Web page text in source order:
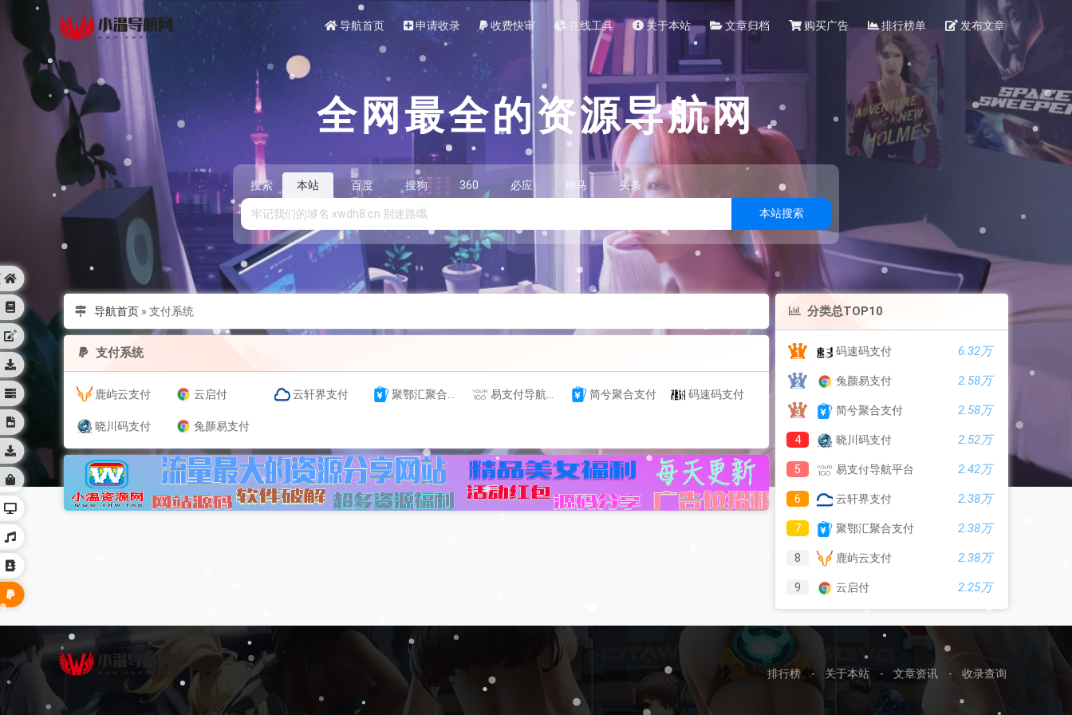
导航首页 申请收录 收费快审 在线工具 关于本站 文章归档 购买广告 排行榜单 发布文章
全网最全的资源导航网
搜索 本站 百度 搜狗 360 必应 神马 头条
本站搜索
导航首页» 支付系统
支付系统
鹿屿云支付 云启付 云轩界支付 聚鄂汇聚合支付 易支付导航平台 简兮聚合支付 码速码支付
晓川码支付 兔颜易支付
分类总TOP10
码速码支付 6.32万
兔颜易支付 2.58万
简兮聚合支付 2.58万
4 晓川码支付 2.52万
5 易支付导航平台 2.42万
6 云轩界支付 2.38万
7 聚鄂汇聚合支付 2.38万
8 鹿屿云支付 2.38万
9 云启付 2.25万
排行榜 - 关于本站 - 文章资讯 - 收录查询